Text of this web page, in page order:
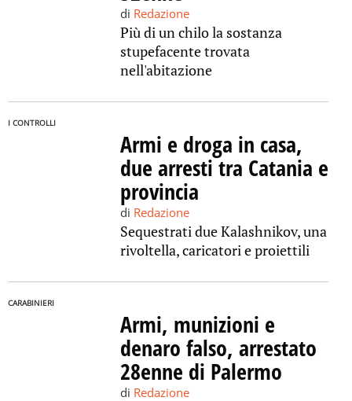
di Redazione
Più di un chilo la sostanza
stupefacente trovata
nell'abitazione
I CONTROLLI
Armi e droga in casa,
due arresti tra Catania e
provincia
di Redazione
Sequestrati due Kalashnikov, una
rivoltella, caricatori e proiettili
CARABINIERI
Armi, munizioni e
denaro falso, arrestato
28enne di Palermo
di Redazione